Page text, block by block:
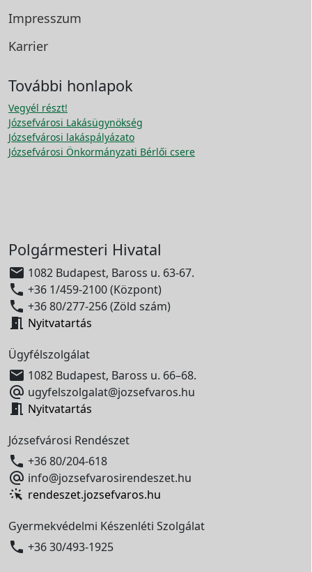
Impresszum
Karrier
További honlapok
Vegyél részt!
Józsefvárosi Lakásügynökség
Józsefvárosi lakáspályázato
Józsefvárosi Önkormányzati Bérlői csere
Polgármesteri Hivatal
 1082 Budapest, Baross u. 63-67.
 +36 1/459-2100 (Központ)
 +36 80/277-256 (Zöld szám)
 Nyitvatartás
Ügyfélszolgálat
 1082 Budapest, Baross u. 66–68.
 ugyfelszolgalat@jozsefvaros.hu
 Nyitvatartás
Józsefvárosi Rendészet
 +36 80/204-618
 info@jozsefvarosirendeszet.hu
rendeszet.jozsefvaros.hu
Gyermekvédelmi Készenléti Szolgálat
 +36 30/493-1925